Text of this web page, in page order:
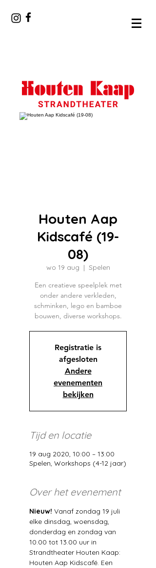
Houten Aap
Kidscafé (19-
08)
wo 19 aug
  |
Spelen
Een creatieve speelplek met
onder andere verkleden,
schminken, lego en bamboe
bouwen, diverse workshops.
Registratie is
afgesloten
Andere
evenementen
bekijken
Tijd en locatie
19 aug 2020, 10:00 – 13:00
Spelen, Workshops (4-12 jaar)
Over het evenement
Nieuw! Vanaf zondag 19 juli
elke dinsdag, woensdag,
donderdag en zondag van
10.00 tot 13.00 uur in
Strandtheater Houten Kaap:
Houten Aap Kidscafé. Een